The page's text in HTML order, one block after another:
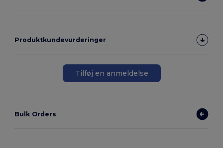
Produktkundevurderinger
Tilføj en anmeldelse
Bulk Orders